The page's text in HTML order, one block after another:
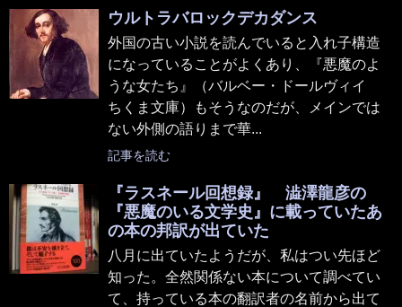
ウルトラバロックデカダンス
外国の古い小説を読んでいると入れ子構造
になっていることがよくあり、『悪魔のよ
うな女たち』（バルベー・ドールヴィイ
ちくま文庫）もそうなのだが、メインでは
ない外側の語りまで華...
記事を読む
『ラスネール回想録』 澁澤龍彦の
『悪魔のいる文学史』に載っていたあ
の本の邦訳が出ていた
八月に出ていたようだが、私はつい先ほど
知った。全然関係ない本について調べてい
て、持っている本の翻訳者の名前から出て